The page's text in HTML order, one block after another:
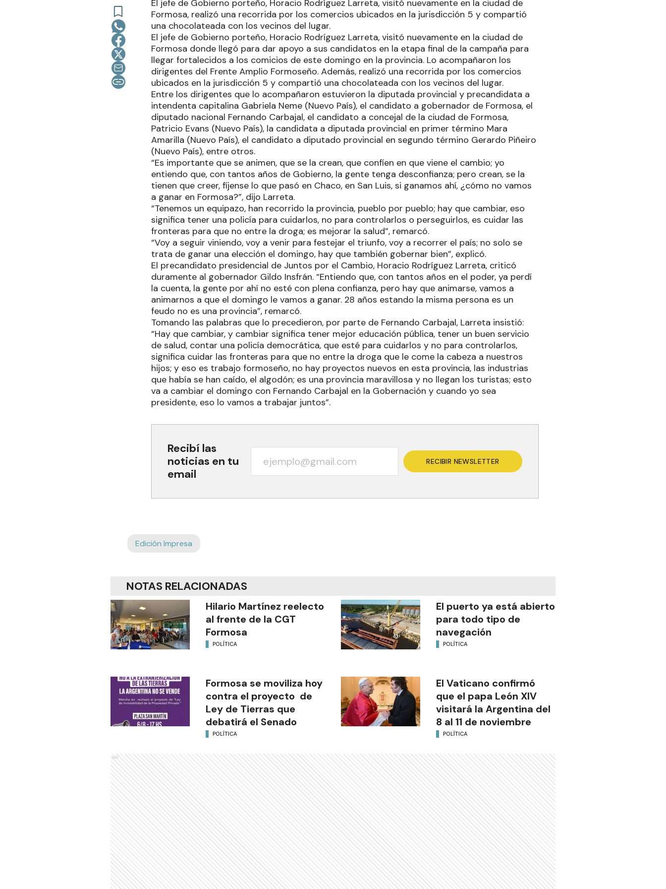
El jefe de Gobierno porteño, Horacio Rodríguez Larreta, visitó nuevamente en la ciudad de
Formosa, realizó una recorrida por los comercios ubicados en la jurisdicción 5 y compartió
una chocolateada con los vecinos del lugar.
El jefe de Gobierno porteño, Horacio Rodríguez Larreta, visitó nuevamente en la ciudad de
Formosa donde llegó para dar apoyo a sus candidatos en la etapa final de la campaña para
llegar fortalecidos a los comicios de este domingo en la provincia. Lo acompañaron los
dirigentes del Frente Amplio Formoseño. Además, realizó una recorrida por los comercios
ubicados en la jurisdicción 5 y compartió una chocolateada con los vecinos del lugar.
Entre los dirigentes que lo acompañaron estuvieron la diputada provincial y precandidata a
intendenta capitalina Gabriela Neme (Nuevo País), el candidato a gobernador de Formosa, el
diputado nacional Fernando Carbajal, el candidato a concejal de la ciudad de Formosa,
Patricio Evans (Nuevo País), la candidata a diputada provincial en primer término Mara
Amarilla (Nuevo País), el candidato a diputado provincial en segundo término Gerardo Piñeiro
(Nuevo País), entre otros.
“Es importante que se animen, que se la crean, que confíen en que viene el cambio; yo
entiendo que, con tantos años de Gobierno, la gente tenga desconfianza; pero crean, se la
tienen que creer, fíjense lo que pasó en Chaco, en San Luis, si ganamos ahí, ¿cómo no vamos
a ganar en Formosa?”, dijo Larreta.
“Tenemos un equipazo, han recorrido la provincia, pueblo por pueblo; hay que cambiar, eso
significa tener una policía para cuidarlos, no para controlarlos o perseguirlos, es cuidar las
fronteras para que no entre la droga; es mejorar la salud”, remarcó.
“Voy a seguir viniendo, voy a venir para festejar el triunfo, voy a recorrer el país; no solo se
trata de ganar una elección el domingo, hay que también gobernar bien”, explicó.
El precandidato presidencial de Juntos por el Cambio, Horacio Rodríguez Larreta, criticó
duramente al gobernador Gildo Insfrán. “Entiendo que, con tantos años en el poder, ya perdí
la cuenta, la gente por ahí no esté con plena confianza, pero hay que animarse, vamos a
animarnos a que el domingo le vamos a ganar. 28 años estando la misma persona es un
feudo no es una provincia”, remarcó.
Tomando las palabras que lo precedieron, por parte de Fernando Carbajal, Larreta insistió:
“Hay que cambiar, y cambiar significa tener mejor educación pública, tener un buen servicio
de salud, contar una policía democrática, que esté para cuidarlos y no para controlarlos,
significa cuidar las fronteras para que no entre la droga que le come la cabeza a nuestros
hijos; y eso es trabajo formoseño, no hay proyectos nuevos en esta provincia, las industrias
que había se han caído, el algodón; es una provincia maravillosa y no llegan los turistas; esto
va a cambiar el domingo con Fernando Carbajal en la Gobernación y cuando yo sea
presidente, eso lo vamos a trabajar juntos”.
Recibí las
noticias en tu
email
RECIBIR NEWSLETTER
Edición Impresa
NOTAS RELACIONADAS
Hilario Martínez reelecto
al frente de la CGT
Formosa
POLÍTICA
El puerto ya está abierto
para todo tipo de
navegación
POLÍTICA
Formosa se moviliza hoy
contra el proyecto de
Ley de Tierras que
debatirá el Senado
POLÍTICA
El Vaticano confirmó
que el papa León XIV
visitará la Argentina del
8 al 11 de noviembre
POLÍTICA
Ads